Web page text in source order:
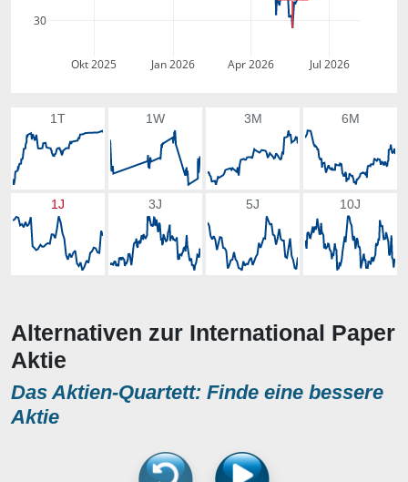
Okt 2025 Jan 2026 Apr 2026 Jul 2026
30
1T 1W 3M 6M
1J 3J 5J 10J
Alternativen zur International Paper
Aktie
Das Aktien-Quartett: Finde eine bessere
Aktie